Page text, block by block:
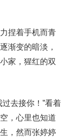
捏着手机而青
渐变的暗淡，
家，猩红的双
去接你！”看着
，心里也知道
，然而张婷婷